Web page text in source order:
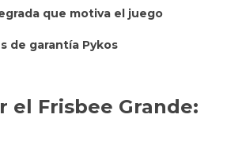
que motiva el juego
de garantía Pykos
el Frisbee Grande: